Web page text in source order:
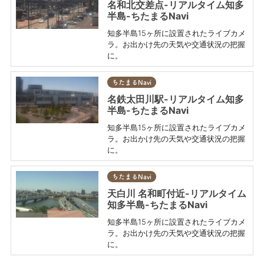
名和北交差点-リアルタイム知多
半島-ちたまるNavi
知多半島15ヶ所に設置されたライブカメ
ラ。お出かけ先の天気や交通状況の把握
に。
ちたまるNavi
名鉄太田川駅-リアルタイム知多
半島-ちたまるNavi
知多半島15ヶ所に設置されたライブカメ
ラ。お出かけ先の天気や交通状況の把握
に。
ちたまるNavi
天白川 名和町付近-リアルタイム
知多半島-ちたまるNavi
知多半島15ヶ所に設置されたライブカメ
ラ。お出かけ先の天気や交通状況の把握
に。